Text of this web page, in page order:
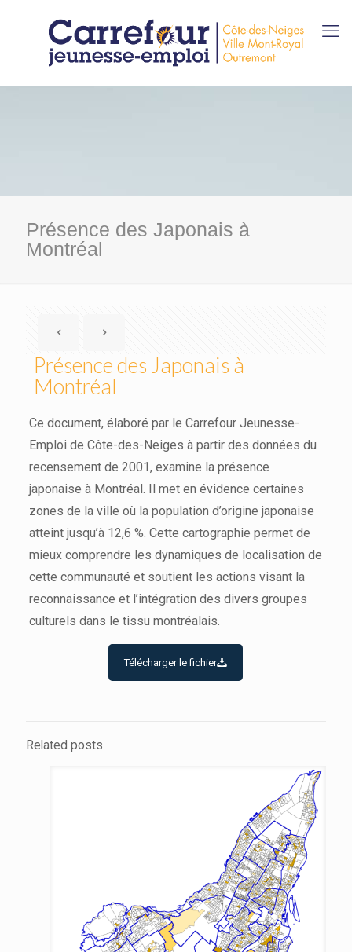
Présence des Japonais à
Montréal
Présence des Japonais à
Montréal
Ce document, élaboré par le Carrefour Jeunesse-
Emploi de Côte-des-Neiges à partir des données du
recensement de 2001, examine la présence
japonaise à Montréal. Il met en évidence certaines
zones de la ville où la population d’origine japonaise
atteint jusqu’à 12,6 %. Cette cartographie permet de
mieux comprendre les dynamiques de localisation de
cette communauté et soutient les actions visant la
reconnaissance et l’intégration des divers groupes
culturels dans le tissu montréalais.
Télécharger le fichier
Related posts